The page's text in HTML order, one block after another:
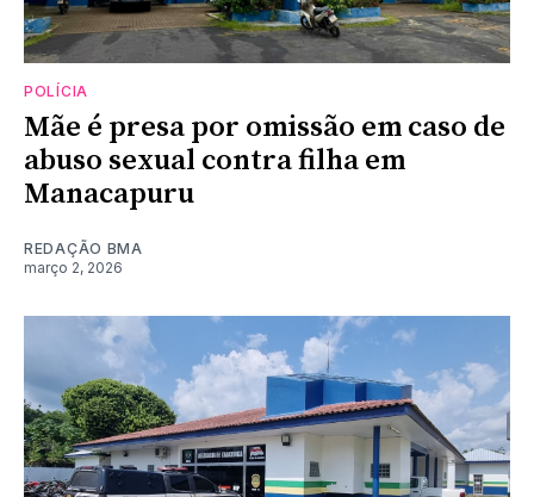
POLÍCIA
Mãe é presa por omissão em caso de
abuso sexual contra filha em
Manacapuru
REDAÇÃO BMA
março 2, 2026